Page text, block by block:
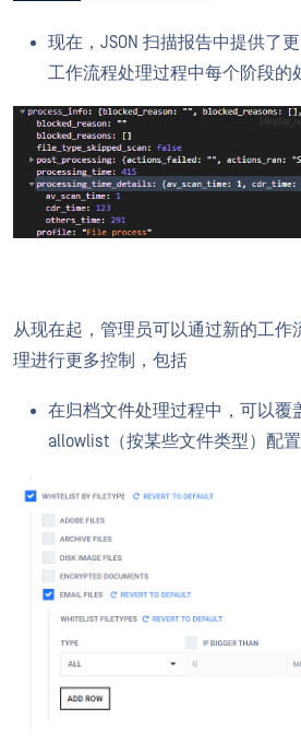
现在，JSON 扫描报告中提供了
工作流程处理过程中每个阶段的
从现在起，管理员可以通过新的工作
理进行更多控制，包括
在归档文件处理过程中，可以覆
allowlist（按某些文件类型）配